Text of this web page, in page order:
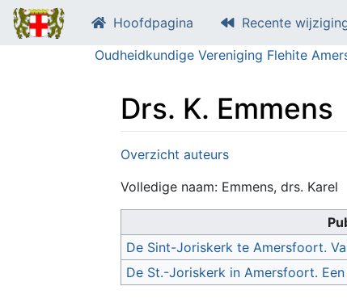
Hoofdpagina Recente
Oudheidkundige Vereniging Flehite
Drs. K. Emmens
Ga naar:navigatie,
Overzicht auteurs
Volledige naam: Emmens, drs. Karel
De Sint-Joriskerk te Amersfoort.
De St.-Joriskerk in Amersfoort.